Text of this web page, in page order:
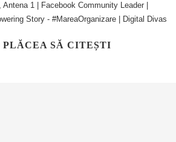
1 | Facebook Community Leader |
Story - #MareaOrganizare | Digital Divas
SĂ CITEȘTI